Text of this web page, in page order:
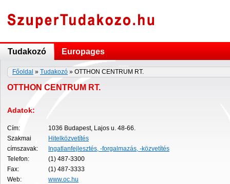
Tudakozó Europages
Főoldal » Tudakozó » OTTHON CENTRUM RT.
OTTHON CENTRUM RT.
Adatok:
Cím:
1036 Budapest, Lajos u. 48-66.
Szakmai
címszavak:
Hitelközvetítés
Ingatlanfejlesztés, -forgalmazás, -közvetítés
Telefon:
(1) 487-3300
Fax:
(1) 487-3333
Web:
www.oc.hu